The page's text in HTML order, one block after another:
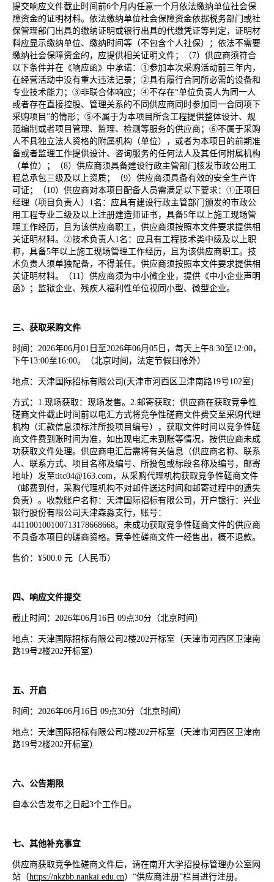
提交响应文件截止时间前6个月内任意一个月依法缴纳单位社会保
障资金的证明材料。依法缴纳单位社会保障资金依据税务部门或社
保管理部门出具的缴纳证明或银行出具的代缴凭证等判定，证明材
料应显示缴纳单位、缴纳时间等（不包含个人社保）；依法不需要
缴纳社会保障资金的，应提供相关证明文件；（7）供应商须符合
以下条件并在《响应函》中承诺：①参加本次采购活动前三年内，
在经营活动中没有重大违法记录；②具有履行合同所必需的设备和
专业技术能力；③非联合体响应；④不存在“单位负责人为同一人
或者存在直接控股、管理关系的不同供应商同时参加同一合同项下
采购项目”的情形；⑤不属于为本项目所含工程提供整体设计、规
范编制或者项目管理、监理、检测等服务的供应商；⑥不属于采购
人不具独立法人资格的附属机构（单位），或者为本项目的前期准
备或者监理工作提供设计、咨询服务的任何法人及其任何附属机构
（单位）；（8）供应商须具备建设行政主管部门核发市政公用工
程总承包三级及以上资质；（9）供应商须具备有效的安全生产许
可证；（10）供应商对本项目配备人员需满足以下要求：①正项目
经理（项目负责人）1名：应具有建设行政主管部门颁发的市政公
用工程专业二级及以上注册建造师证书，具备5年以上施工现场管
理工作经历，且为该供应商职工，供应商须按照本文件要求提供相
关证明材料。②技术负责人1名：应具有工程技术类中级及以上职
称，具备5年以上施工现场管理工作经历，且为该供应商职工。技
术负责人须单独配备，不得兼任。供应商须按照本文件要求提供相
关证明材料。（11）供应商须为中小微企业，提供《中小企业声明
函》；监狱企业、残疾人福利性单位视同小型、微型企业。
三、获取采购文件
时间：2026年06月01日至2026年06月05日，每天上午8:30至12:00，
下午13:00至16:00。（北京时间，法定节假日除外）
地点：天津国际招标有限公司(天津市河西区卫津南路19号102室)
方式：1.现场获取：现场发售。2.邮寄获取：供应商在获取竞争性
磋商文件截止时间前以电汇方式将竞争性磋商文件费交至采购代理
机构（汇款信息须标注所投项目编号），获取文件时间以竞争性磋
商文件费到账时间为准，如出现电汇未到账等情况，按供应商未成
功获取文件处理。供应商电汇后需将有关信息（供应商名称、联系
人、联系方式、项目名称及编号、所投包或标段名称及编号，邮寄
地址）发至titc04@163.com，从采购代理机构获取竞争性磋商文件
（邮费到付，采购代理机构不对邮件送达时间和邮寄过程中的遗失
负责）。收款账户名称：天津国际招标有限公司，开户银行：兴业
银行股份有限公司天津森淼支行，账号：
441100100100713178668668。未成功获取竞争性磋商文件的供应商
不具备本项目的磋商资格。竞争性磋商文件一经售出，概不退款。
售价：¥500.0 元（人民币）
四、响应文件提交
截止时间：2026年06月16日 09点30分（北京时间）
地点：天津国际招标有限公司2楼202开标室（天津市河西区卫津南
路19号2楼202开标室）
五、开启
时间：2026年06月16日 09点30分（北京时间）
地点：天津国际招标有限公司2楼202开标室（天津市河西区卫津南
路19号2楼202开标室）
六、公告期限
自本公告发布之日起3个工作日。
七、其他补充事宜
供应商获取竞争性磋商文件后，请在南开大学招投标管理办公室网
站（https://nkzbb.nankai.edu.cn）“供应商注册”栏目进行注册。